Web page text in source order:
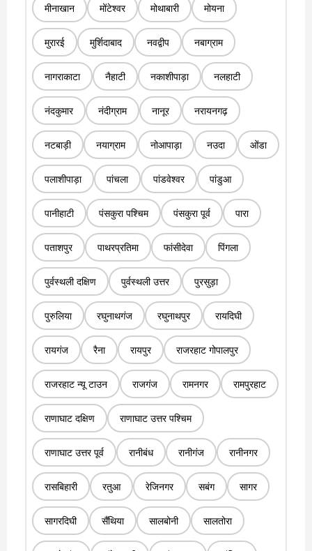
मीनाखान मोंटेश्वर मोथाबारी मोयना
मुरारई मुर्शिदाबाद नवद्वीप नबाग्राम
नागराकाटा नैहाटी नकाशीपाड़ा नलहाटी
नंदकुमार नंदीग्राम नानूर नरायनगढ़
नटबाड़ी नयाग्राम नोआपाड़ा नउदा ओंडा
पलाशीपाड़ा पांचला पांडवेश्वर पांडुआ
पानीहाटी पंसकुरा पश्चिम पंसकुरा पूर्व पारा
पताशपुर पाथरप्रतिमा फांसीदेवा पिंगला
पुर्वस्थली दक्षिण पुर्वस्थली उत्तर पुरसुड़ा
पुरुलिया रघुनाथगंज रघुनाथपुर रायदिघी
रायगंज रैना रायपुर राजरहाट गोपालपुर
राजरहाट न्यू टाउन राजगंज रामनगर रामपुरहाट
राणाघाट दक्षिण राणाघाट उत्तर पश्चिम
राणाघाट उत्तर पूर्व रानीबंध रानीगंज रानीनगर
रासबिहारी रतुआ रेजिनगर सबंग सागर
सागरदिघी सैंथिया सालबोनी सालतोरा